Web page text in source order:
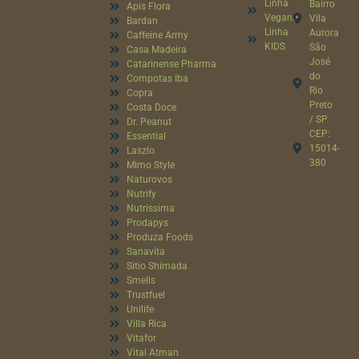
Apis Flora
Bardan
Caffeine Army
Casa Madeira
Catarinense Pharma
Compotas Iba
Copra
Costa Doce
Dr. Peanut
Essential
Laszlo
Mimo Style
Naturovos
Nutrify
Nutrissima
Prodapys
Produza Foods
Sanavita
Sitio Shimada
Smells
Trustfuel
Unilife
Villa Rica
Vitafor
Vital Atman
Linha
Vegana
Linha
KIDS
Bairro
Vila
Aurora
São
José
do
Rio
Preto
/ SP
CEP:
15014-
380